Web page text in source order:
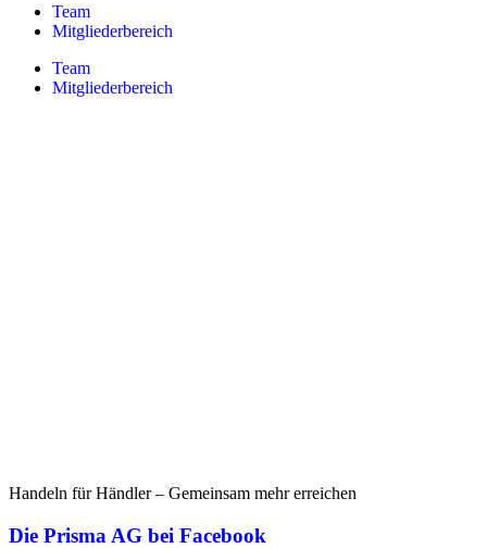
Team
Mitgliederbereich
Team
Mitgliederbereich
Handeln für Händler – Gemeinsam mehr erreichen
Die Prisma AG bei Facebook